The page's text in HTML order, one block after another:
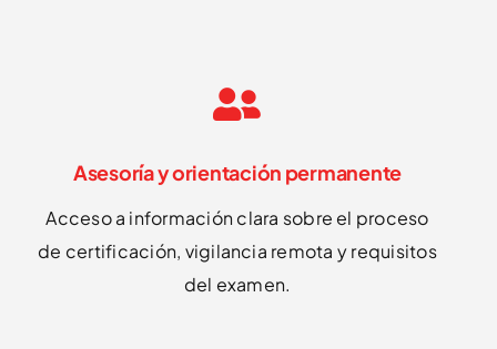
Asesoría y orientación permanente
Acceso a información clara sobre el proceso
de certificación, vigilancia remota y requisitos
del examen.